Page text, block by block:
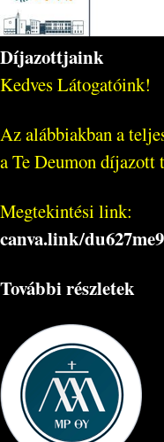
Díjazottjaink
Kedves Látogatóink!
Az alábbiakban a
a Te Deumon díjazott
Megtekintési link:
canva.link/
További részletek